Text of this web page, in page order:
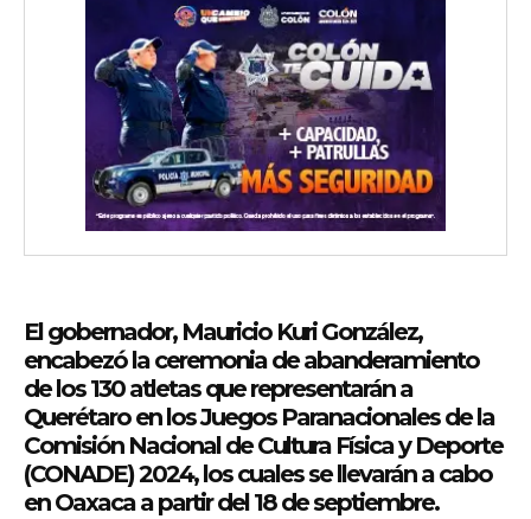
El gobernador, Mauricio Kuri González,
encabezó la ceremonia de abanderamiento
de los 130 atletas que representarán a
Querétaro en los Juegos Paranacionales de la
Comisión Nacional de Cultura Física y Deporte
(CONADE) 2024, los cuales se llevarán a cabo
en Oaxaca a partir del 18 de septiembre.